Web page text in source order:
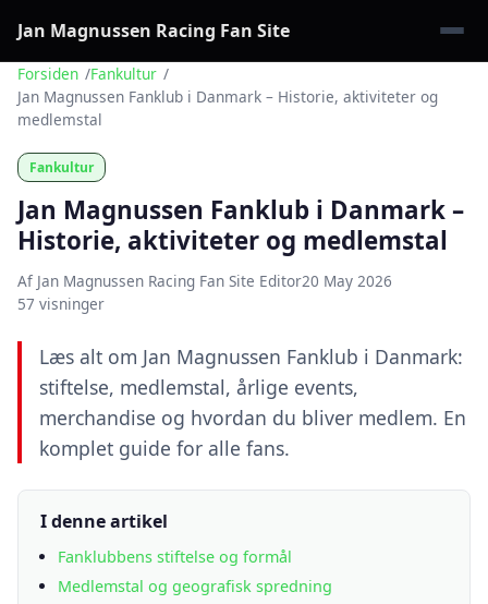
Jan Magnussen Racing Fan Site
Forsiden
Fankultur
Jan Magnussen Fanklub i Danmark – Historie, aktiviteter og
medlemstal
Fankultur
Jan Magnussen Fanklub i Danmark –
Historie, aktiviteter og medlemstal
Af Jan Magnussen Racing Fan Site Editor20 May 2026
57 visninger
Læs alt om Jan Magnussen Fanklub i Danmark:
stiftelse, medlemstal, årlige events,
merchandise og hvordan du bliver medlem. En
komplet guide for alle fans.
I denne artikel
Fanklubbens stiftelse og formål
Medlemstal og geografisk spredning